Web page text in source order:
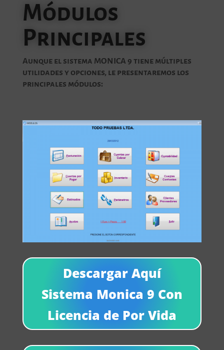
Módulos
Principales
Aunque el sistema MONICA 9 tiene múltiples
utilidades y opciones, le presentaremos los
principales módulos:
Descargar Aquí
Sistema Monica 9 Con
Licencia de Por Vida